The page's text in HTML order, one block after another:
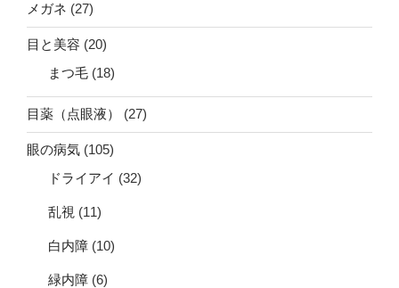
メガネ (27)
目と美容 (20)
まつ毛 (18)
目薬（点眼液） (27)
眼の病気 (105)
ドライアイ (32)
乱視 (11)
白内障 (10)
緑内障 (6)